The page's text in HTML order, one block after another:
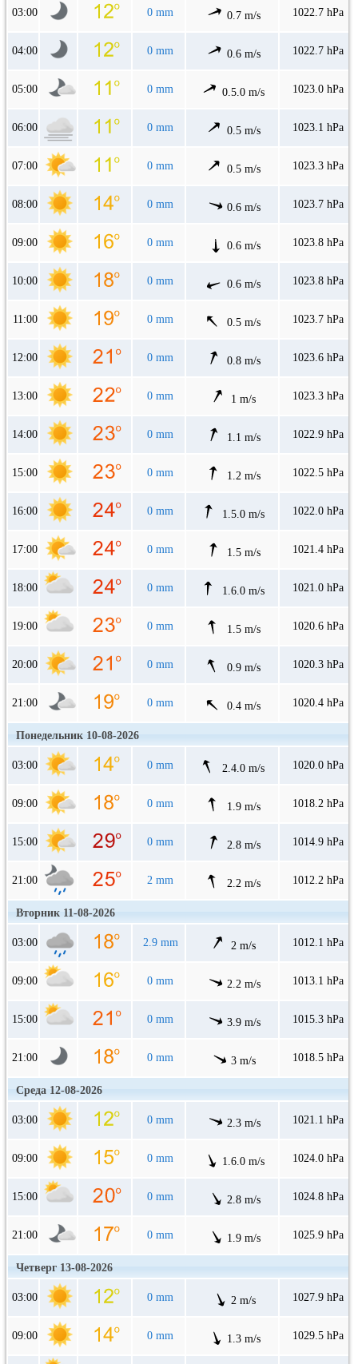
03:00 0 mm 0.7 m/s 1022.7 hPa
04:00 0 mm 0.6 m/s 1022.7 hPa
05:00 0 mm 0.5.0 m/s 1023.0 hPa
06:00 0 mm 0.5 m/s 1023.1 hPa
07:00 0 mm 0.5 m/s 1023.3 hPa
08:00 0 mm 0.6 m/s 1023.7 hPa
09:00 0 mm 0.6 m/s 1023.8 hPa
10:00 0 mm 0.6 m/s 1023.8 hPa
11:00 0 mm 0.5 m/s 1023.7 hPa
12:00 0 mm 0.8 m/s 1023.6 hPa
13:00 0 mm 1 m/s 1023.3 hPa
14:00 0 mm 1.1 m/s 1022.9 hPa
15:00 0 mm 1.2 m/s 1022.5 hPa
16:00 0 mm 1.5.0 m/s 1022.0 hPa
17:00 0 mm 1.5 m/s 1021.4 hPa
18:00 0 mm 1.6.0 m/s 1021.0 hPa
19:00 0 mm 1.5 m/s 1020.6 hPa
20:00 0 mm 0.9 m/s 1020.3 hPa
21:00 0 mm 0.4 m/s 1020.4 hPa
Понедельник 10-08-2026
03:00 0 mm 2.4.0 m/s 1020.0 hPa
09:00 0 mm 1.9 m/s 1018.2 hPa
15:00 0 mm 2.8 m/s 1014.9 hPa
21:00 2 mm 2.2 m/s 1012.2 hPa
Вторник 11-08-2026
03:00 2.9 mm 2 m/s 1012.1 hPa
09:00 0 mm 2.2 m/s 1013.1 hPa
15:00 0 mm 3.9 m/s 1015.3 hPa
21:00 0 mm 3 m/s 1018.5 hPa
Среда 12-08-2026
03:00 0 mm 2.3 m/s 1021.1 hPa
09:00 0 mm 1.6.0 m/s 1024.0 hPa
15:00 0 mm 2.8 m/s 1024.8 hPa
21:00 0 mm 1.9 m/s 1025.9 hPa
Четверг 13-08-2026
03:00 0 mm 2 m/s 1027.9 hPa
09:00 0 mm 1.3 m/s 1029.5 hPa